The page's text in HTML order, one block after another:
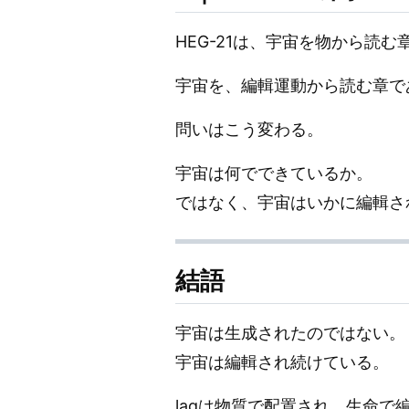
HEG-21は、宇宙を物から読む
宇宙を、編輯運動から読む章
問いはこう変わる。
宇宙は何でできているか。
ではなく、宇宙はいかに編輯
結語
宇宙は生成されたのではない。
宇宙は編輯され続けている。